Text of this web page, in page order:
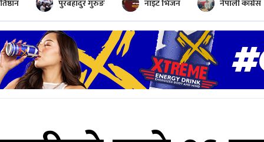
पुरबहादुर गुरुङ नाइट भिजन नेपाली काँग्रेस